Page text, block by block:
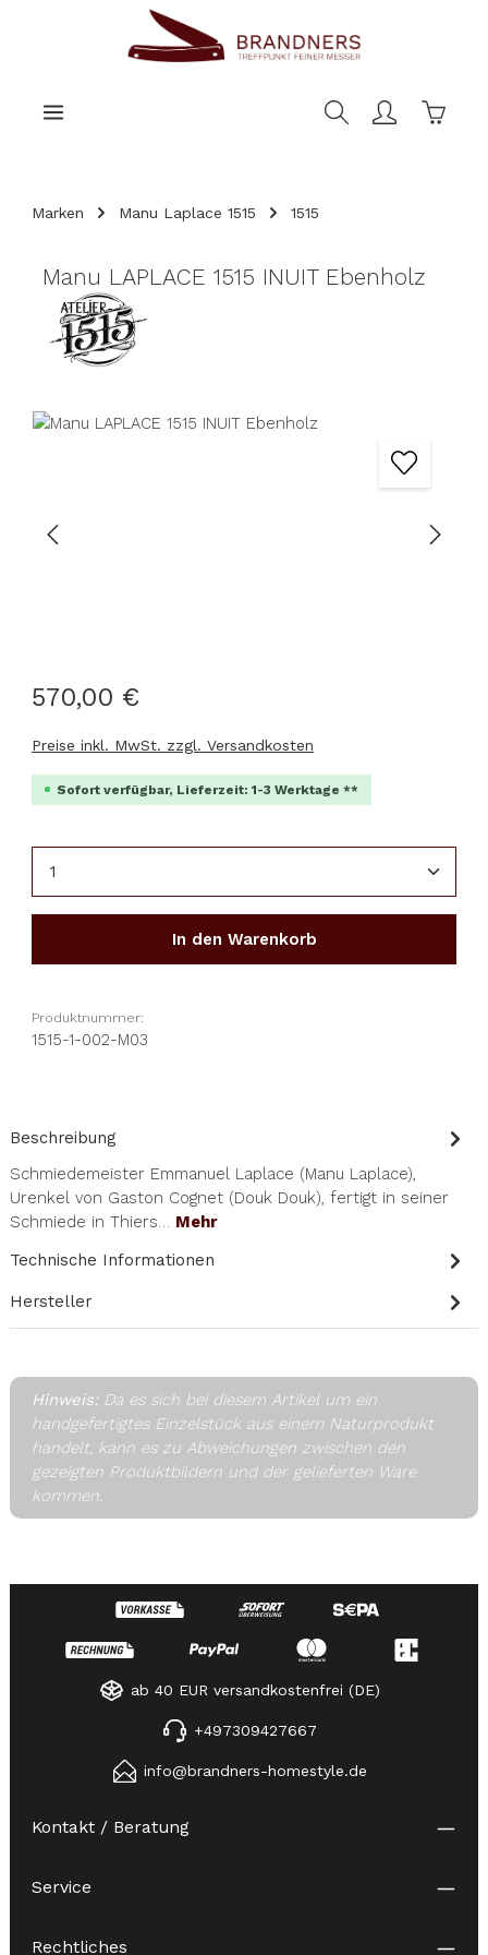
Marken Manu Laplace 1515 1515
Manu LAPLACE 1515 INUIT Ebenholz
Bildergalerie überspringen
570,00 €
Preise inkl. MwSt. zzgl. Versandkosten
Sofort verfügbar, Lieferzeit: 1-3 Werktage **
In den Warenkorb
Produktnummer:
1515-1-002-M03
Beschreibung
Schmiedemeister Emmanuel Laplace (Manu Laplace),
Urenkel von Gaston Cognet (Douk Douk), fertigt in seiner
Schmiede in Thiers… Mehr
Technische Informationen
Hersteller
Hinweis: Da es sich bei diesem Artikel um ein
handgefertigtes Einzelstück aus einem Naturprodukt
handelt, kann es zu Abweichungen zwischen den
gezeigten Produktbildern und der gelieferten Ware
kommen.
ab 40 EUR versandkostenfrei (DE)
+497309427667
info@brandners-homestyle.de
Kontakt / Beratung
Service
Rechtliches